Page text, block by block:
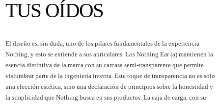
TUS OÍDOS
El diseño es, sin duda, uno de los pilares fundamentales de la experiencia
Nothing, y esto se extiende a sus auriculares. Los Nothing Ear (a) mantienen la
esencia distintiva de la marca con su carcasa semi-transparente que permite
vislumbrar parte de la ingeniería interna. Este toque de transparencia no es solo
una elección estética, sino una declaración de principios sobre la honestidad y
la simplicidad que Nothing busca en sus productos. La caja de carga, con su